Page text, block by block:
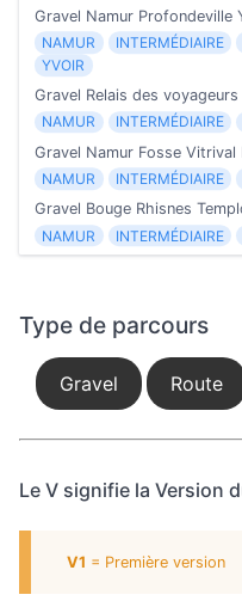
Gravel Namur Profondeville
NAMUR INTERMÉDIAIRE
YVOIR
Gravel Relais des
NAMUR
INTERMÉDIAIRE
Gravel Namur Fosse Vitrival
NAMUR
INTERMÉDIAIRE
Gravel Bouge Rhisnes
NAMUR
INTERMÉDIAIRE
Type de parcours
Gravel Route
Le V signifie la Version
V1 = Première version